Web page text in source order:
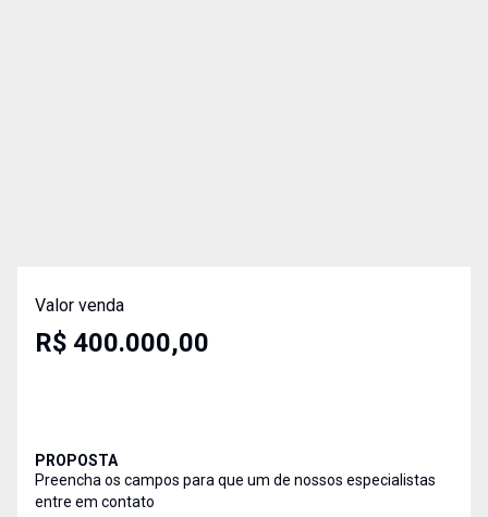
Valor venda
R$ 400.000,00
PROPOSTA
Preencha os campos para que um de nossos especialistas
entre em contato